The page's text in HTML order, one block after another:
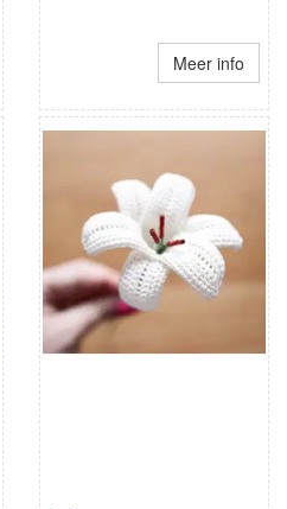
Meer info